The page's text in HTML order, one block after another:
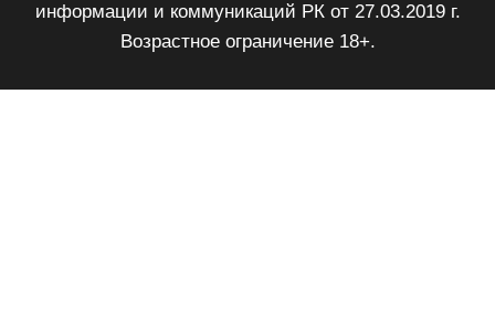
информации и коммуникаций РК от 27.03.2019 г.
Возрастное ограничение 18+.